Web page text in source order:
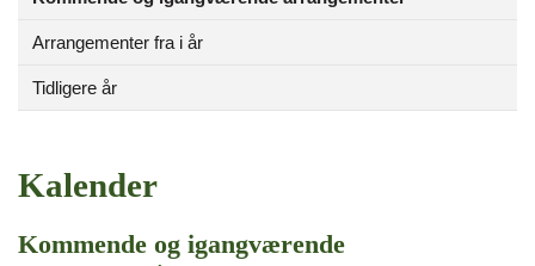
Arrangementer fra i år
Tidligere år
Kalender
Kommende og igangværende